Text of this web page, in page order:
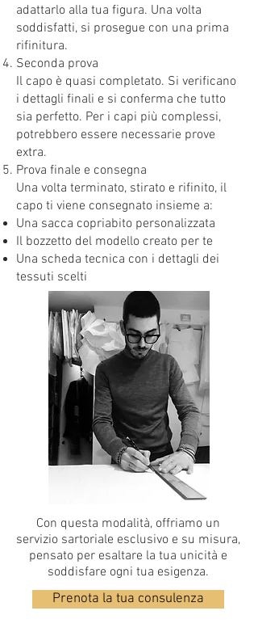
adattarlo alla tua figura. Una volta
soddisfatti, si prosegue con una prima
rifinitura.
Seconda prova
Il capo è quasi completato. Si verificano
i dettagli finali e si conferma che tutto
sia perfetto. Per i capi più complessi,
potrebbero essere necessarie prove
extra.
Prova finale e consegna
Una volta terminato, stirato e rifinito, il
capo ti viene consegnato insieme a:
Una sacca copriabito personalizzata
Il bozzetto del modello creato per te
Una scheda tecnica con i dettagli dei
tessuti scelti
Con questa modalità, offriamo un
servizio sartoriale esclusivo e su misura,
pensato per esaltare la tua unicità e
soddisfare ogni tua esigenza.
Prenota la tua consulenza